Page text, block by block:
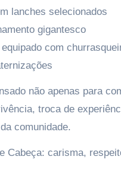
lanches selecionados
gigantesco
com
não apenas para
troca de
comunidade.
Cabeça: carisma,